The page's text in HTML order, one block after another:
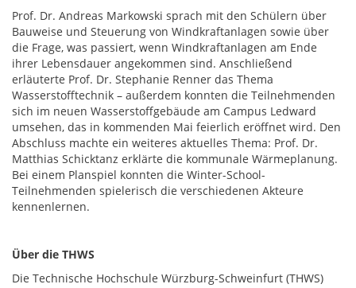
Prof. Dr. Andreas Markowski sprach mit den Schülern über
Bauweise und Steuerung von Windkraftanlagen sowie über
die Frage, was passiert, wenn Windkraftanlagen am Ende
ihrer Lebensdauer angekommen sind. Anschließend
erläuterte Prof. Dr. Stephanie Renner das Thema
Wasserstofftechnik – außerdem konnten die Teilnehmenden
sich im neuen Wasserstoffgebäude am Campus Ledward
umsehen, das in kommenden Mai feierlich eröffnet wird. Den
Abschluss machte ein weiteres aktuelles Thema: Prof. Dr.
Matthias Schicktanz erklärte die kommunale Wärmeplanung.
Bei einem Planspiel konnten die Winter-School-
Teilnehmenden spielerisch die verschiedenen Akteure
kennenlernen.
Über die THWS
Die Technische Hochschule Würzburg-Schweinfurt (THWS)